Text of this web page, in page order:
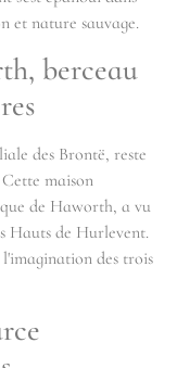
et nature sauvage.
berceau
des Brontë, reste
maison
de Haworth, a vu
Hauts de Hurlevent.
des trois